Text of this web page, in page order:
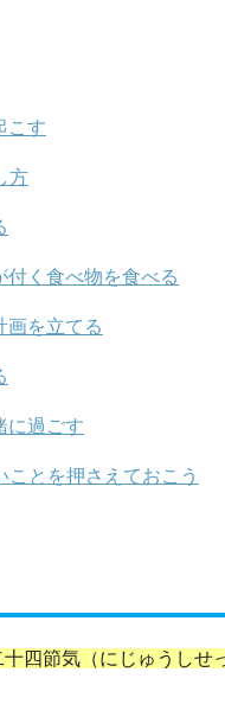
こす
方
付く食べ物を食べる
画を立てる
に過ごす
とを押さえておこう
四節気（にじゅうしせ